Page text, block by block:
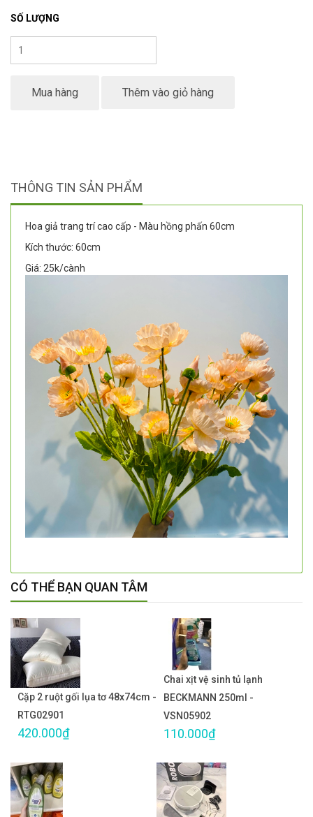
SỐ LƯỢNG
Mua hàng Thêm vào giỏ hàng
THÔNG TIN SẢN PHẨM
Hoa giả trang trí cao cấp - Màu hồng phấn 60cm
Kích thước: 60cm
Giá: 25k/cành
CÓ THỂ BẠN QUAN TÂM
Cặp 2 ruột gối lụa tơ 48x74cm -
RTG02901
420.000₫
Chai xịt vệ sinh tủ lạnh
BECKMANN 250ml -
VSN05902
110.000₫